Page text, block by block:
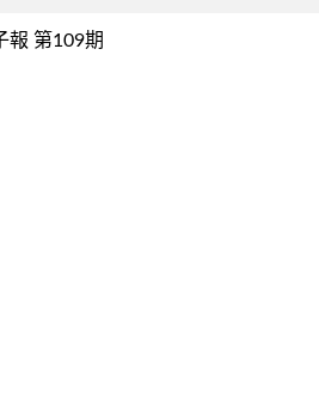
報 第109期